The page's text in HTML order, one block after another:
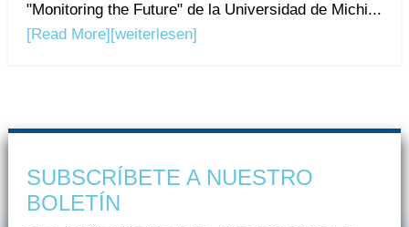
"Monitoring the Future" de la Universidad de Michi...
[Read More][weiterlesen]
SUBSCRÍBETE A NUESTRO
BOLETÍN